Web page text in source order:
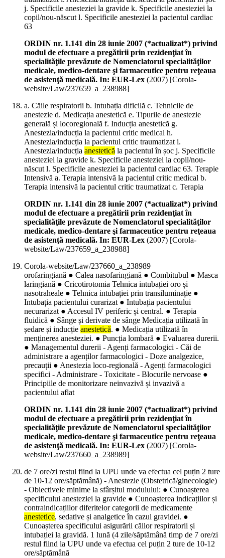
j. Specificile anesteziei la gravide k. Specificile anesteziei la
copil/nou-născut l. Specificile anesteziei la pacientul cardiac
63
ORDIN nr. 1.141 din 28 iunie 2007 (*actualizat*) privind
modul de efectuare a pregătirii prin rezidenţiat în
specialităţile prevăzute de Nomenclatorul specialităţilor
medicale, medico-dentare şi farmaceutice pentru reţeaua
de asistenţă medicală. In: EUR-Lex (2007) [Corola-
website/Law/237659_a_238988]
a. Căile respiratorii b. Intubația dificilă c. Tehnicile de
anestezie d. Medicația anestetică e. Tipurile de anestezie
generală și locoregională f. Inducția anestetică g.
Anestezia/inducția la pacientul critic medical h.
Anestezia/inducția la pacientul critic traumatizat i.
Anestezia/inducția anestetică la pacientul în șoc j. Specificile
anesteziei la gravide k. Specificile anesteziei la copil/nou-
născut l. Specificile anesteziei la pacientul cardiac 63. Terapie
Intensivă a. Terapia intensivă la pacientul critic medical b.
Terapia intensivă la pacientul critic traumatizat c. Terapia
ORDIN nr. 1.141 din 28 iunie 2007 (*actualizat*) privind
modul de efectuare a pregătirii prin rezidenţiat în
specialităţile prevăzute de Nomenclatorul specialităţilor
medicale, medico-dentare şi farmaceutice pentru reţeaua
de asistenţă medicală. In: EUR-Lex (2007) [Corola-
website/Law/237659_a_238988]
Corola-website/Law/237660_a_238989
orofaringiană ● Calea nasofaringiană ● Combitubul ● Masca
laringiană ● Cricotirotomia Tehnica intubației oro și
nasotraheale ● Tehnica intubației prin transiluminație ●
Intubația pacientului curarizat ● Intubația pacientului
necurarizat ● Accesul IV periferic și central. ● Terapia
fluidică ● Sânge și derivate de sânge Medicația utilizată în
ședare și inducție anestetică. ● Medicația utilizată în
menținerea anesteziei. ● Puncția lombară ● Evaluarea durerii.
● Managementul durerii - Agenți farmacologici - Căi de
administrare a agenților farmacologici - Doze analgezice,
precauții ● Anestezia loco-regională - Agenți farmacologici
specifici - Administrare - Toxicitate - Blocurile nervoase ●
Principiile de monitorizare neinvazivă și invazivă a
pacientului aflat
ORDIN nr. 1.141 din 28 iunie 2007 (*actualizat*) privind
modul de efectuare a pregătirii prin rezidenţiat în
specialităţile prevăzute de Nomenclatorul specialităţilor
medicale, medico-dentare şi farmaceutice pentru reţeaua
de asistenţă medicală. In: EUR-Lex (2007) [Corola-
website/Law/237660_a_238989]
de 7 ore/zi restul fiind la UPU unde va efectua cel puțin 2 ture
de 10-12 ore/săptămână) - Anestezie (Obstetrică/ginecologie)
- Obiectivele minime la sfârșitul modulului: ● Cunoașterea
specificului anesteziei la gravide ● Cunoașterea indicațiilor și
contraindicațiilor diferitelor categorii de medicamente
anestetice, sedative și analgetice în cazul gravidei. ●
Cunoașterea specificului asigurării căilor respiratorii și
intubației la gravidă. 1 lună (4 zile/săptămână timp de 7 ore/zi
restul fiind la UPU unde va efectua cel puțin 2 ture de 10-12
ore/săptămână